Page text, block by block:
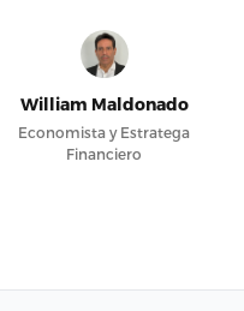
William Maldonado
Economista y Estratega
Financiero